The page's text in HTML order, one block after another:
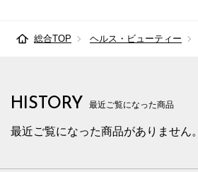
総合TOP ヘルス・ビューティー
HISTORY 最近ご覧になった商品
最近ご覧になった商品がありません。